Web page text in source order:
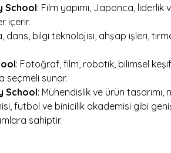
School: Film yapımı, Japonca, liderlik
içerir.
dans, bilgi teknolojisi, ahşap işleri,
: Fotoğraf, film, robotik, bilimsel
seçmeli sunar.
School: Mühendislik ve ürün
futbol ve binicilik akademisi gibi
sahiptir.